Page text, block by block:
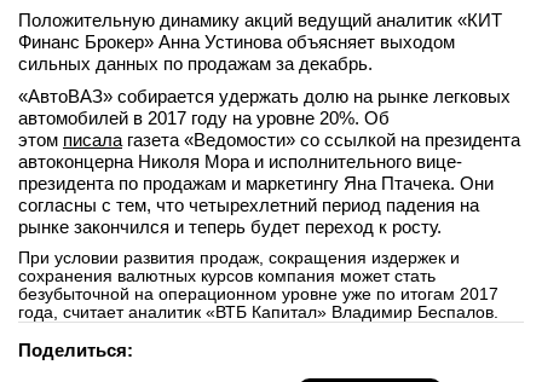
телеграм
Стать автором
Вход
Положительную динамику акций ведущий аналитик «КИТ
Финанс Брокер» Анна Устинова объясняет выходом
сильных данных по продажам за декабрь.
«АвтоВАЗ» собирается удержать долю на рынке легковых
автомобилей в 2017 году на уровне 20%. Об
этом писала газета «Ведомости» со ссылкой на президента
автоконцерна Николя Мора и исполнительного вице-
президента по продажам и маркетингу Яна Птачека. Они
согласны с тем, что четырехлетний период падения на
рынке закончился и теперь будет переход к росту.
При условии развития продаж, сокращения издержек и
сохранения валютных курсов компания может стать
безубыточной на операционном уровне уже по итогам 2017
года, считает аналитик «ВТБ Капитал» Владимир Беспалов.
Поделиться: